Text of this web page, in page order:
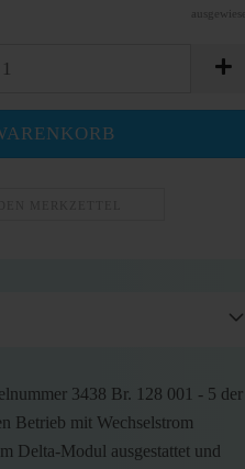
3438 Br. 128 001 - 5 der
Betrieb mit Wechselstrom
Delta-Modul ausgestattet und